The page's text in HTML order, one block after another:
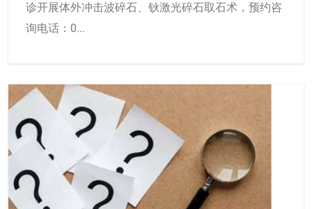
诊开展体外冲击波碎石、钬激光碎石取石术，预约咨
询电话：0...